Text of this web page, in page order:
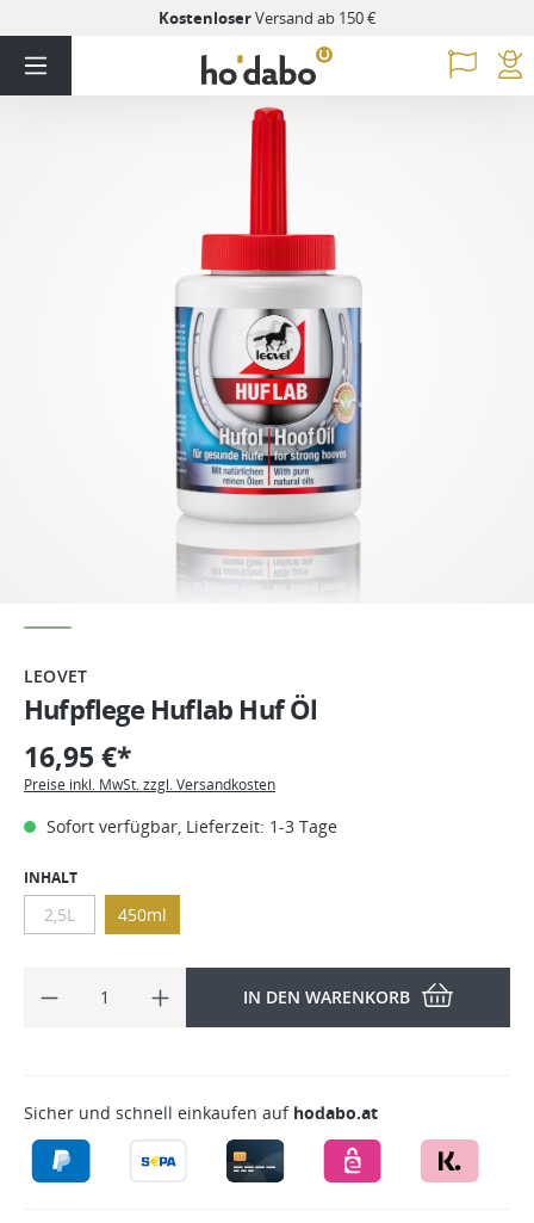
KostenloserVersand ab 150 €
LEOVET
Hufpflege Huflab Huf Öl
16,95 €*
Preise inkl. MwSt. zzgl. Versandkosten
Sofort verfügbar, Lieferzeit: 1-3 Tage
INHALT
2,5L 450ml
IN DEN WARENKORB
Sicher und schnell einkaufen auf hodabo.at